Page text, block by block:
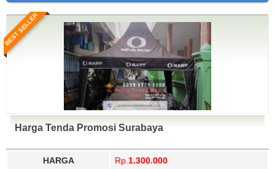
BEST SELLER
Harga Tenda Promosi Surabaya
HARGA Rp. 1.300.000